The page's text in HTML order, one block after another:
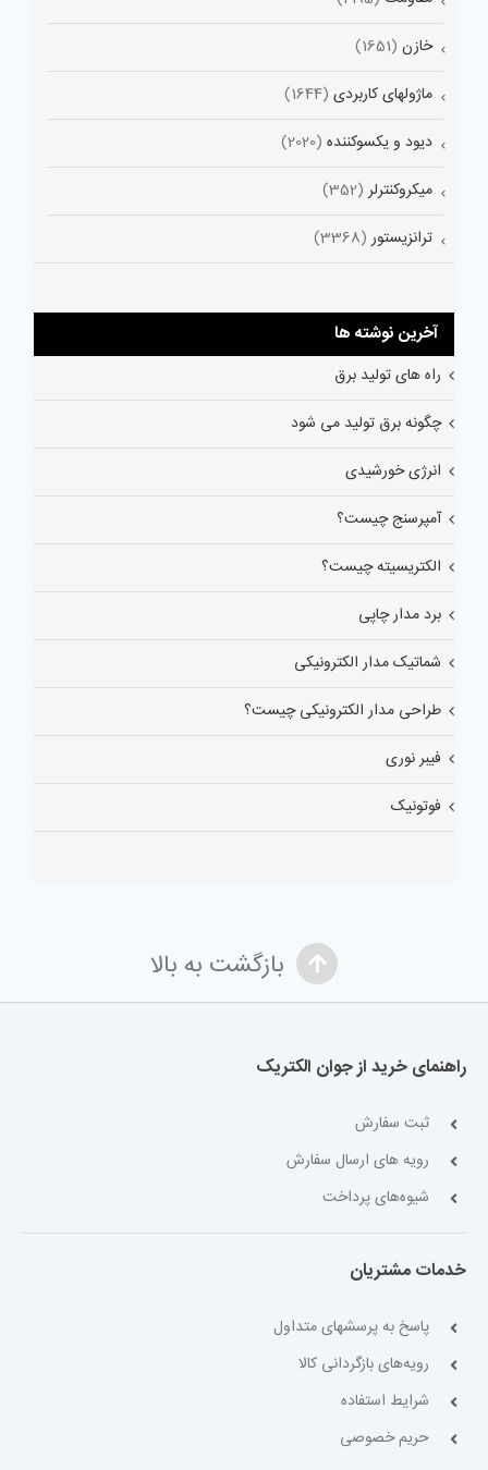
خازن (1651)
ماژولهای کاربردی (1644)
دیود و یکسوکننده (2020)
میکروکنترلر (352)
ترانزیستور (3368)
آخرین نوشته ها
راه های تولید برق
چگونه برق تولید می شود
انرژی خورشیدی
آمپرسنج چیست؟
الکتریسیته چیست؟
برد مدار چاپی
شماتیک مدار الکترونیکی
طراحی مدار الکترونیکی چیست؟
فیبر نوری
فوتونیک
بازگشت به بالا
راهنمای خرید از جوان الکتریک
ثبت سفارش
رویه های ارسال سفارش
شیوه‌های پرداخت
خدمات مشتریان
پاسخ به پرسشهای متداول
رویه‌های بازگردانی کالا
شرایط استفاده
حریم خصوصی